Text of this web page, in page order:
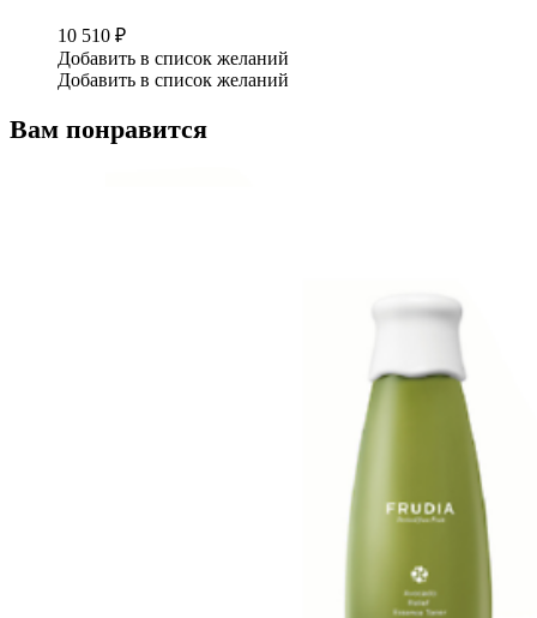
10 510 ₽
Добавить в список желаний
Добавить в список желаний
Вам понравится